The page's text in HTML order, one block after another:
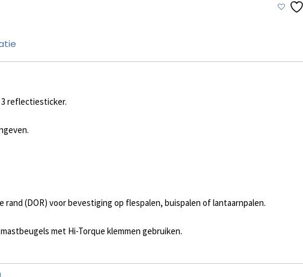
cm
reflectiesticker.
(DOR) voor bevestiging op flespalen, buispalen of lantaarnpalen.
met Hi-Torque klemmen gebruiken.